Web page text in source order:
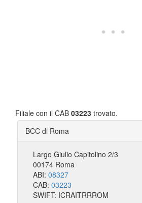
Filiale con il CAB 03223 trovato.
BCC di Roma
Largo Giulio Capitolino 2/3
00174 Roma
ABI: 08327
CAB: 03223
SWIFT: ICRAITRRROM